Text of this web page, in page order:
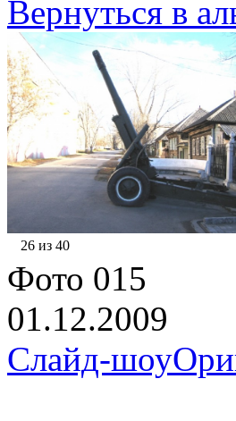
Вернуться в
26 из 40
Фото 015
01.12.2009
Слайд-шоу